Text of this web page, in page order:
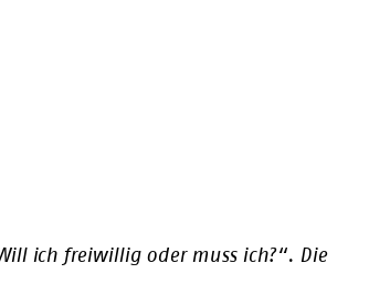
ich freiwillig oder muss ich?“. Die